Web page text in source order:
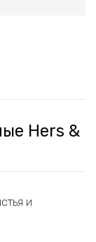
Hers &
и